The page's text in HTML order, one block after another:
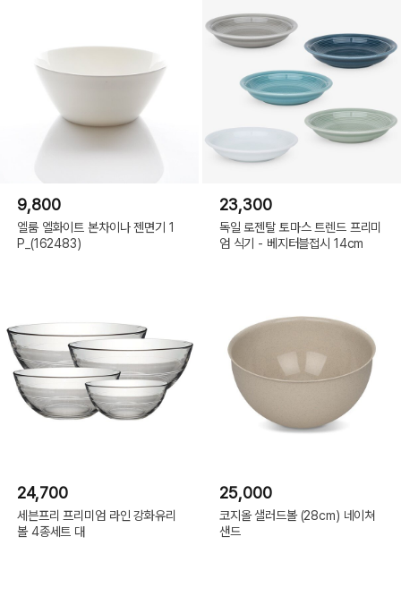
9,800
엘룸 엘화이트 본차이나 젠면기 1
P_(162483)
23,300
독일 로젠탈 토마스 트렌드 프리미
엄 식기 - 베지터블접시 14cm
24,700
세븐프리 프리미엄 라인 강화유리
볼 4종세트 대
25,000
코지올 샐러드볼 (28cm) 네이쳐
샌드